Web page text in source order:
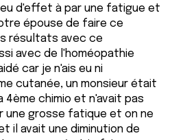
eu d'effet à par une fatigue et
épouse de faire ce
résultats avec ce
avec de l'homéopathie
car je n'ais eu ni
cutanée, un monsieur était
4ème chimio et n'avait pas
une grosse fatique et on ne
il avait une diminution de